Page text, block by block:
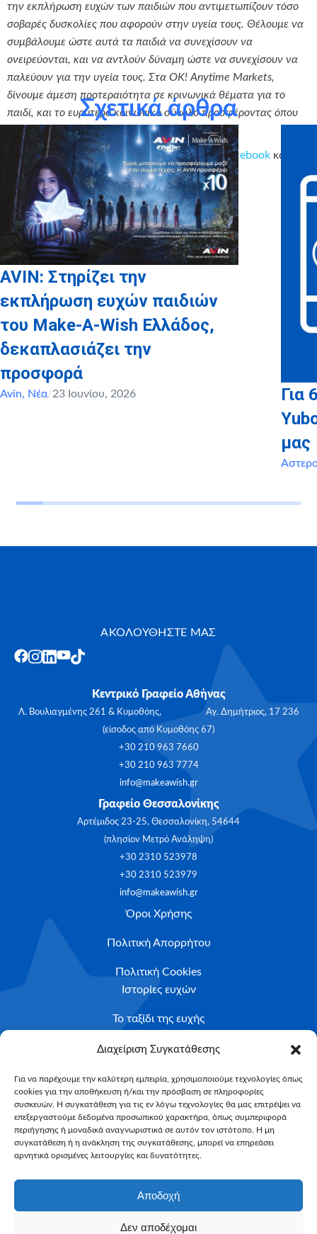
Διαχείριση Συγκατάθεσης
Για να παρέχουμε την καλύτερη εμπειρία, χρησιμοποιούμε τεχνολογίες όπως
cookies για την αποθήκευση ή/και την πρόσβαση σε πληροφορίες
συσκευών. Η συγκατάθεση για τις εν λόγω τεχνολογίες θα μας επιτρέψει να
επεξεργαστούμε δεδομένα προσωπικού χαρακτήρα, όπως συμπεριφορά
περιήγησης ή μοναδικά αναγνωριστικά σε αυτόν τον ιστότοπο. Η μη
συγκατάθεση ή η ανάκληση της συγκατάθεσης, μπορεί να επηρεάσει
αρνητικά ορισμένες λειτουργίες και δυνατότητες.
Αποδοχή
Δεν αποδέχομαι
την εκπλήρωση ευχών των παιδιών που αντιμετωπίζουν τόσο
σοβαρές δυσκολίες που αφορούν στην υγεία τους. Θέλουμε να
συμβάλουμε ώστε αυτά τα παιδιά να συνεχίσουν να
ονειρεύονται, και να αντλούν δύναμη ώστε να συνεχίσουν να
παλεύουν για την υγεία τους. Στα OK! Anytime Markets,
δίνουμε άμεση προτεραιότητα σε κοινωνικά θέματα για το
παιδί, και το ευρύτερο κοινωνικό σύνολο προσφέροντας όπου
υπάρχει ανάγκη . »
Ακολουθήστε ταΟK Anytime Markets στοFacebook και στο
Instagram.
Σχετικά άρθρα
AVIN: Στηρίζει την
εκπλήρωση ευχών παιδιών
του Make-A-Wish Ελλάδος,
δεκαπλασιάζει την
προσφορά
Avin, Νέα/23 Ιουνίου, 2026
Για
μας
ΑΚΟΛΟΥΘΗΣΤΕ ΜΑΣ
Κεντρικό Γραφείο Αθήνας
Λ. Βουλιαγμένης 261 & Κυμοθόης, Αγ. Δημήτριος, 17 236
(είσοδος από Κυμοθόης 67)
+30 210 963 7660
+30 210 963 7774
info@makeawish.gr
Γραφείο Θεσσαλονίκης
Αρτέμιδος 23-25, Θεσσαλονίκη, 54644
(πλησίον Μετρό Ανάληψη)
+30 2310 523978
+30 2310 523979
info@makeawish.gr
Όροι Χρήσης
Πολιτική Απορρήτου
Πολιτική Cookies
Ιστορίες ευχών
Το ταξίδι της ευχής
Κριτήρια Καταλληλότητας
Υποβολή Αιτήματος
NEWSLETTER
Email*